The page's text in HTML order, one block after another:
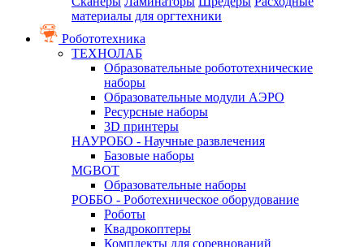
материалы для оргтехники
Робототехника
ТЕХНОЛАБ
Образовательные робототехнические
наборы
Образовательные модули АЭРО
Ресурсные наборы
3D принтеры
НАУРОБО - Научные развлечения
Базовые наборы
MGBOT
Образовательные наборы
РОББО - Роботехническое оборудование
Роботы
Квадрокоптеры
Комплекты для соревнований